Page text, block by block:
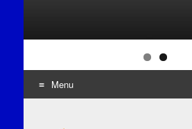
Menu